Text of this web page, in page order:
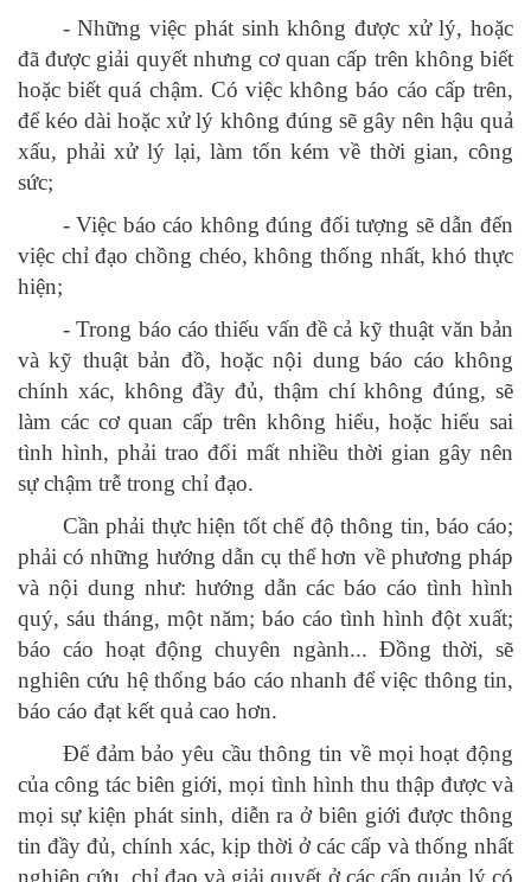
- Những việc phát sinh không được xử lý, hoặc
đã được giải quyết nhưng cơ quan cấp trên không biết
hoặc biết quá chậm. Có việc không báo cáo cấp trên,
để kéo dài hoặc xử lý không đúng sẽ gây nên hậu quả
xấu, phải xử lý lại, làm tốn kém về thời gian, công
sức;
- Việc báo cáo không đúng đối tượng sẽ dẫn đến
việc chỉ đạo chồng chéo, không thống nhất, khó thực
hiện;
- Trong báo cáo thiếu vấn đề cả kỹ thuật văn bản
và kỹ thuật bản đồ, hoặc nội dung báo cáo không
chính xác, không đầy đủ, thậm chí không đúng, sẽ
làm các cơ quan cấp trên không hiểu, hoặc hiểu sai
tình hình, phải trao đổi mất nhiều thời gian gây nên
sự chậm trễ trong chỉ đạo.
Cần phải thực hiện tốt chế độ thông tin, báo cáo;
phải có những hướng dẫn cụ thể hơn về phương pháp
và nội dung như: hướng dẫn các báo cáo tình hình
quý, sáu tháng, một năm; báo cáo tình hình đột xuất;
báo cáo hoạt động chuyên ngành... Đồng thời, sẽ
nghiên cứu hệ thống báo cáo nhanh để việc thông tin,
báo cáo đạt kết quả cao hơn.
Để đảm bảo yêu cầu thông tin về mọi hoạt động
của công tác biên giới, mọi tình hình thu thập được và
mọi sự kiện phát sinh, diễn ra ở biên giới được thông
tin đầy đủ, chính xác, kịp thời ở các cấp và thống nhất
nghiên cứu, chỉ đạo và giải quyết ở các cấp quản lý có